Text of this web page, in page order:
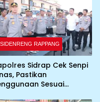
SIDENRENG RAPPANG
Sidrap Cek Senpi
Pastikan
Sesuai